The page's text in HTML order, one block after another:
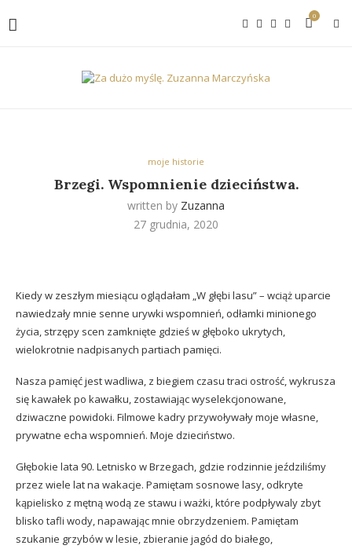
0
moje historie
Brzegi. Wspomnienie dzieciństwa.
written by Zuzanna
27 grudnia, 2020
Kiedy w zeszłym miesiącu oglądałam „W głębi lasu” – wciąż uparcie
nawiedzały mnie senne urywki wspomnień, odłamki minionego
życia, strzępy scen zamknięte gdzieś w głęboko ukrytych,
wielokrotnie nadpisanych partiach pamięci.
Nasza pamięć jest wadliwa, z biegiem czasu traci ostrość, wykrusza
się kawałek po kawałku, zostawiając wyselekcjonowane,
dziwaczne powidoki. Filmowe kadry przywoływały moje własne,
prywatne echa wspomnień. Moje dzieciństwo.
Głębokie lata 90. Letnisko w Brzegach, gdzie rodzinnie jeździliśmy
przez wiele lat na wakacje. Pamiętam sosnowe lasy, odkryte
kąpielisko z mętną wodą ze stawu i ważki, które podpływaly zbyt
blisko tafli wody, napawając mnie obrzydzeniem. Pamiętam
szukanie grzybów w lesie, zbieranie jagód do białego,